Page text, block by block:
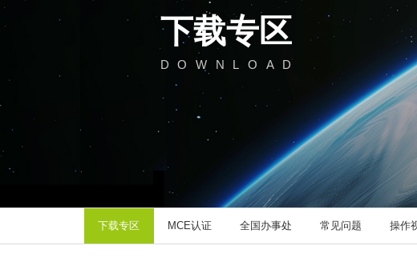
MVB20E
M32/M40
酒吧屏
3D显示
投诉与建议
联系我们
下载专区
D O W N L O A D
下载专区 MCE认证 全国办事处 常见问题 操作